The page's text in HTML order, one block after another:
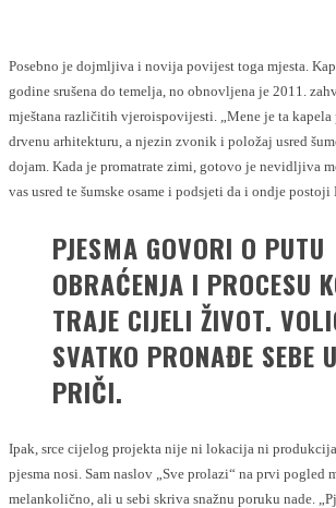
Posebno je dojmljiva i novija povijest toga mjesta.
godine srušena do temelja, no obnovljena je 2011.
mještana različitih vjeroispovijesti. „Mene je ta
drvenu arhitekturu, a njezin zvonik i položaj usred
dojam. Kada je promatrate zimi, gotovo je nevidljiva
vas usred te šumske osame i podsjeti da i ondje
PJESMA GOVORI O PUTU
OBRAĆENJA I PROCESU
TRAJE CIJELI ŽIVOT.
SVATKO PRONAĐE SEBE
PRIČI.
Ipak, srce cijelog projekta nije ni lokacija ni
pjesma nosi. Sam naslov „Sve prolazi“ na prvi pogled
melankolično, ali u sebi skriva snažnu poruku nade.